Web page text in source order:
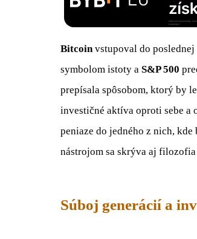
Bitcoinvstupoval do poslednej
symbolom istoty a S&P 500
prepísala spôsobom, ktorý by
investičné aktíva oproti sebe a
peniaze do jedného z nich,
nástrojom sa skrýva aj
Súboj generácií a